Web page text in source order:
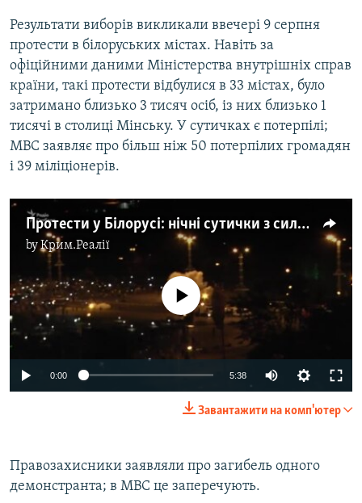
Результати виборів викликали ввечері 9 серпня
протести в білоруських містах. Навіть за
офіційними даними Міністерства внутрішніх справ
країни, такі протести відбулися в 33 містах, було
затримано близько 3 тисяч осіб, із них близько 1
тисячі в столиці Мінську. У сутичках є потерпілі;
МВС заявляє про більш ніж 50 потерпілих громадян
і 39 міліціонерів.
Протести у Білорусі: нічні сутички з силовиками (відео)
byКрим.Реалії
720p 1080p
No media source currently available
0:00 5:38
Завантажити на комп'ютер
Правозахисники заявляли про загибель одного
демонстранта; в МВС це заперечують.